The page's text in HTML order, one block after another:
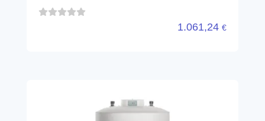
1.061,24 €